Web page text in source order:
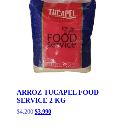
ARROZ TUCAPEL FOOD
SERVICE 2 KG
$4.200 El
$3.990El